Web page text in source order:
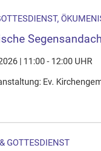
| 11:00 - 12:00 UHR
Ev.
GOTTESDIENST